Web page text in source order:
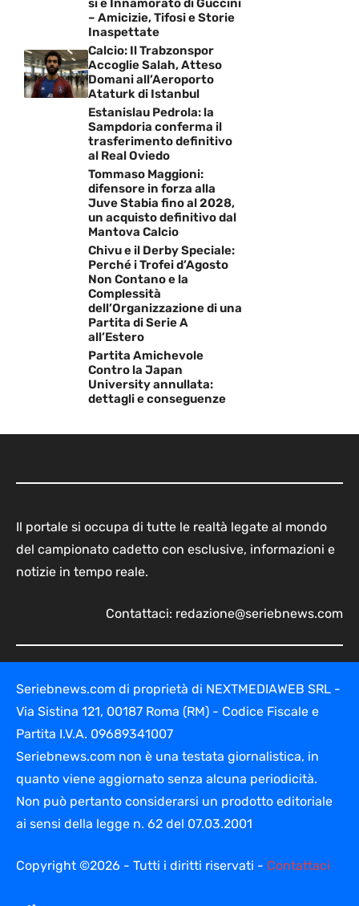
– Amicizie, Tifosi e Storie
Inaspettate
Calcio: Il Trabzonspor
Accoglie Salah, Atteso
Domani all’Aeroporto
Ataturk di Istanbul
Estanislau Pedrola: la
Sampdoria conferma il
trasferimento definitivo
al Real Oviedo
Tommaso Maggioni:
difensore in forza alla
Juve Stabia fino al 2028,
un acquisto definitivo dal
Mantova Calcio
Chivu e il Derby Speciale:
Perché i Trofei d’Agosto
Non Contano e la
Complessità
dell’Organizzazione di una
Partita di Serie A
all’Estero
Partita Amichevole
Contro la Japan
University annullata:
dettagli e conseguenze
Il portale si occupa di tutte le realtà legate al mondo
del campionato cadetto con esclusive, informazioni e
notizie in tempo reale.
Contattaci: redazione@seriebnews.com
Seriebnews.com di proprietà di NEXTMEDIAWEB SRL -
Via Sistina 121, 00187 Roma (RM) - Codice Fiscale e
Partita I.V.A. 09689341007
Seriebnews.com non è una testata giornalistica, in
quanto viene aggiornato senza alcuna periodicità.
Non può pertanto considerarsi un prodotto editoriale
ai sensi della legge n. 62 del 07.03.2001
Copyright ©2026 - Tutti i diritti riservati - Contattaci